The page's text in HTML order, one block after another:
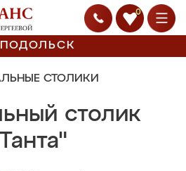
0
ПОДОЛЬСК
СТОЛИКИ
столик